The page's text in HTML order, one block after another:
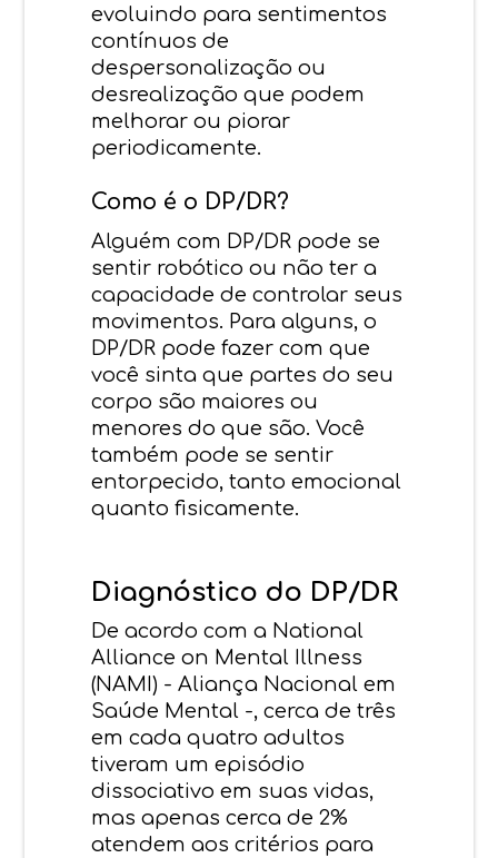
evoluindo para sentimentos
contínuos de
despersonalização ou
desrealização que podem
melhorar ou piorar
periodicamente.
Como é o DP/DR?
Alguém com DP/DR pode se
sentir robótico ou não ter a
capacidade de controlar seus
movimentos. Para alguns, o
DP/DR pode fazer com que
você sinta que partes do seu
corpo são maiores ou
menores do que são. Você
também pode se sentir
entorpecido, tanto emocional
quanto fisicamente.
Diagnóstico do DP/DR
De acordo com a National
Alliance on Mental Illness
(NAMI) - Aliança Nacional em
Saúde Mental -, cerca de três
em cada quatro adultos
tiveram um episódio
dissociativo em suas vidas,
mas apenas cerca de 2%
atendem aos critérios para